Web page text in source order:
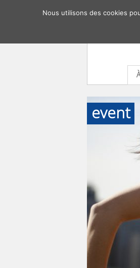
event
Nous utilisons des cookies